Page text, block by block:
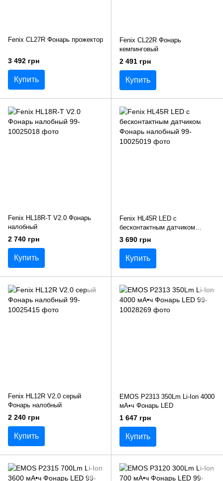
Fenix CL27R Фонарь прожектор
3 492 грн
Купить
Fenix CL22R Фонарь
кемпинговый
2 491 грн
Купить
Fenix HL18R-T V2.0 Фонарь
налобный
2 740 грн
Купить
Fenix ​​HL45R LED с
бесконтактным датчиком
Фонарь налобный
3 690 грн
Купить
Fenix ​​HL12R V2.0 серый
Фонарь налобный
2 240 грн
Купить
EMOS P2313 350Lm Li-Ion 4000
мА•ч Фонарь LED
1 647 грн
Купить